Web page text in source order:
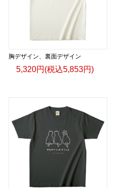
胸デザイン、裏面デザイン
5,320円(税込5,853円)